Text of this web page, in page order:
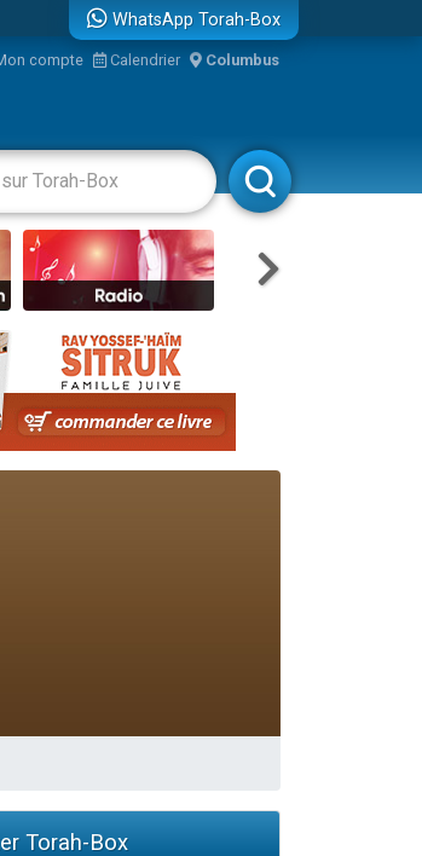
WhatsApp Torah-Box
compte Calendrier Columbus
Livres Rabbanim
Torah-Box